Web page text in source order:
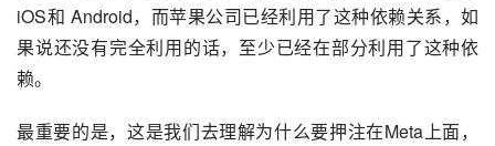
iOS和 Android，而苹果公司已经利用了这种依赖关系，如
果说还没有完全利用的话，至少已经在部分利用了这种依
赖。
最重要的是，这是我们去理解为什么要押注在Meta上面，